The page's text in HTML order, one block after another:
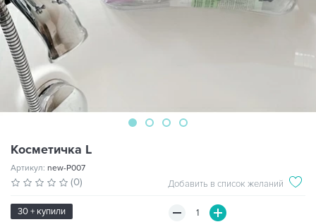
Косметичка L
Артикул: new-P007
(0) Добавить в список желаний
30 + купили